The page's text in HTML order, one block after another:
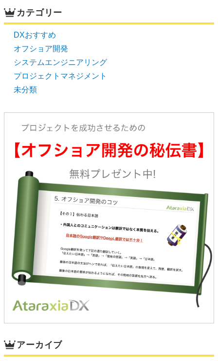
カテゴリー
DXおすすめ
オフショア開発
システムエンジニアリング
プロジェクトマネジメント
未分類
アーカイブ